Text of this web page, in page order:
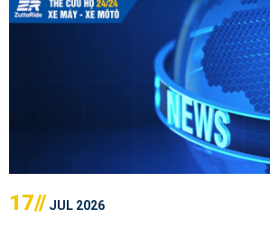
17// JUL 2026